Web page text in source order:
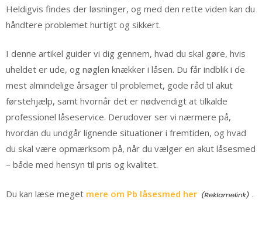
Heldigvis findes der løsninger, og med den rette viden kan du
håndtere problemet hurtigt og sikkert.
I denne artikel guider vi dig gennem, hvad du skal gøre, hvis
uheldet er ude, og nøglen knækker i låsen. Du får indblik i de
mest almindelige årsager til problemet, gode råd til akut
førstehjælp, samt hvornår det er nødvendigt at tilkalde
professionel låseservice. Derudover ser vi nærmere på,
hvordan du undgår lignende situationer i fremtiden, og hvad
du skal være opmærksom på, når du vælger en akut låsesmed
– både med hensyn til pris og kvalitet.
Du kan læse meget mere om Pb låsesmed her .